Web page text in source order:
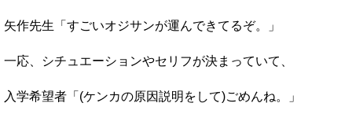
矢作先生「すごいオジサンが運んできてるぞ。」
一応、シチュエーションやセリフが決まっていて、
入学希望者「(ケンカの原因説明をして)ごめんね。」